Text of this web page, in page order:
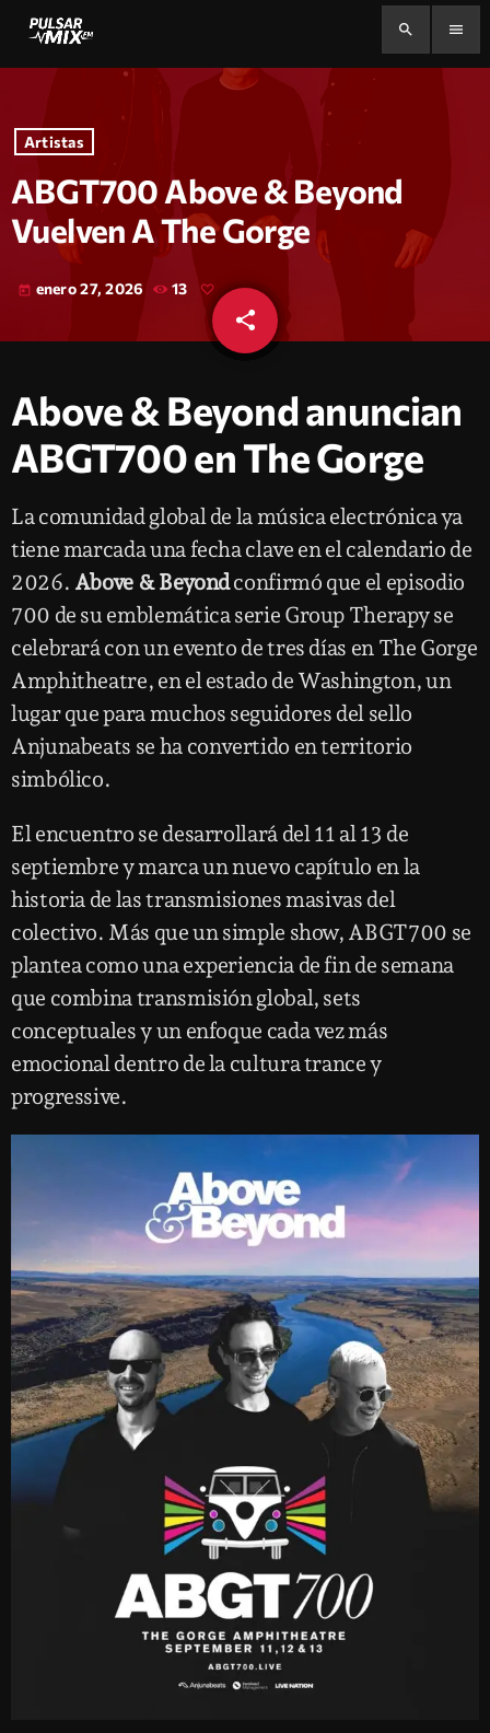
search menu
Artistas
ABGT700 Above & Beyond
Vuelven A The Gorge
today enero 27, 2026 13
share
email
Above & Beyond anuncian
ABGT700 en The Gorge
La comunidad global de la música electrónica ya
tiene marcada una fecha clave en el calendario de
2026. Above & Beyondconfirmó que el episodio
700 de su emblemática serie Group Therapy se
celebrará con un evento de tres días en The Gorge
Amphitheatre, en el estado de Washington, un
lugar que para muchos seguidores del sello
Anjunabeats se ha convertido en territorio
simbólico.
El encuentro se desarrollará del 11 al 13 de
septiembre y marca un nuevo capítulo en la
historia de las transmisiones masivas del
colectivo. Más que un simple show, ABGT700 se
plantea como una experiencia de fin de semana
que combina transmisión global, sets
conceptuales y un enfoque cada vez más
emocional dentro de la cultura trance y
progressive.